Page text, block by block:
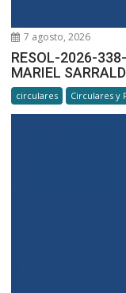
7 agosto, 2026
RESOL-2026-
MARIEL
circulares Circulares y